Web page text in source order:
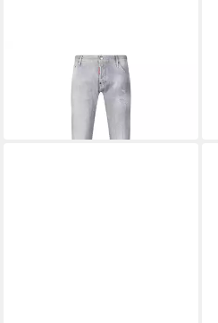
DSQUARED2
Slim-fit-Jeans
489,00 €